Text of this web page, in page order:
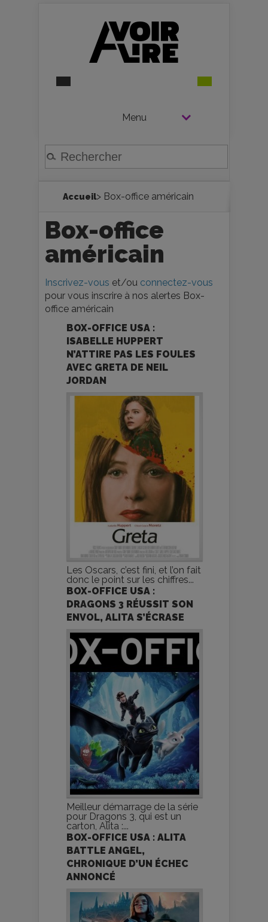
Menu
Accueil> Box-office américain
Box-office
américain
Inscrivez-vous et/ou connectez-vous
pour vous inscrire à nos alertes Box-
office américain
BOX-OFFICE USA :
ISABELLE HUPPERT
N’ATTIRE PAS LES FOULES
AVEC GRETA DE NEIL
JORDAN
Les Oscars, c’est fini, et l’on fait
donc le point sur les chiffres...
BOX-OFFICE USA :
DRAGONS 3 RÉUSSIT SON
ENVOL, ALITA S’ÉCRASE
Meilleur démarrage de la série
pour Dragons 3, qui est un
carton, Alita :...
BOX-OFFICE USA : ALITA
BATTLE ANGEL,
CHRONIQUE D’UN ÉCHEC
ANNONCÉ